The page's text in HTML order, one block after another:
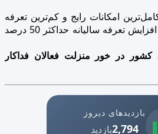
امکانات رایج و کم‌ترین تعرفه
بازار فراهم است و سقف افزایش تعرفه سالیانه حداکثر 50 درصد
کشور در خور منزلت فعالان فداکار
بازدیدهای دیروز
2,794بازدید